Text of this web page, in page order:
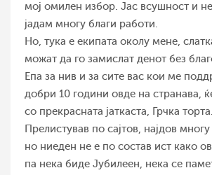
мој омилен избор. Јас всушност и
јадам многу благи работи.
Но, тука е екипата околу мене,
можат да го замислат денот без
Епа за нив и за сите вас кои ме
добри 10 години овде на странава,
со прекрасната јаткаста, Грчка торта.
Прелистував по сајтов, најдов
но ниеден не е по состав ист како
па нека биде Јубилеен, нека се